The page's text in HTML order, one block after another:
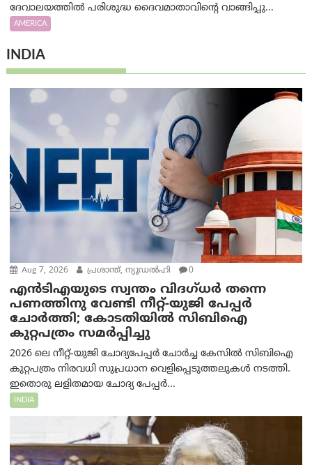
ദേവാലയത്തിൽ പരിശുദ്ധ ദൈവമാതാവിന്റെ വാങ്ങിപ്പു...
AMERICA
INDIA
Aug 7, 2026 പ്രശാന്ത്, ന്യൂഡല്‍ഹി 0
എൻ‌ടി‌എയുടെ സ്വന്തം വിദഗ്ധർ തന്നെ
പണത്തിനു വേണ്ടി നീറ്റ്-യു‌ജി പേപ്പർ
ചോർത്തി; കോടതിയില്‍ സിബിഐ
കുറ്റപത്രം സമര്‍പ്പിച്ചു
2026 ലെ നീറ്റ്-യുജി ചോദ്യപേപ്പർ ചോർച്ച കേസിൽ സിബിഐ
കുറ്റപത്രം നിരവധി സുപ്രധാന വെളിപ്പെടുത്തലുകൾ നടത്തി.
ഇതൊരു ലളിതമായ ചോദ്യ പേപ്പർ...
INDIA